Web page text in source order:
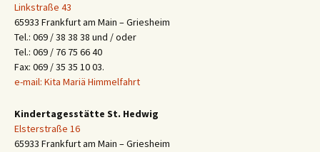
Linkstraße 43
65933 Frankfurt am Main – Griesheim
Tel.: 069 / 38 38 38 und / oder
Tel.: 069 / 76 75 66 40
Fax: 069 / 35 35 10 03.
e-mail: Kita Mariä Himmelfahrt
Kindertagesstätte St. Hedwig
Elsterstraße 16
65933 Frankfurt am Main – Griesheim